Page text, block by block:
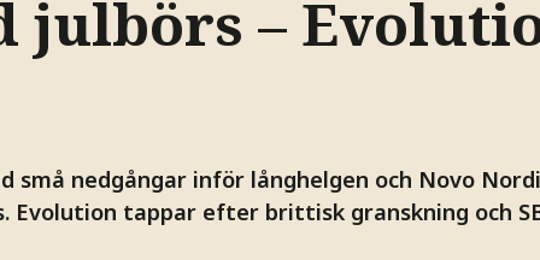
julbörs –
små nedgångar inför långhelgen och Novo
Evolution tappar efter brittisk granskning och